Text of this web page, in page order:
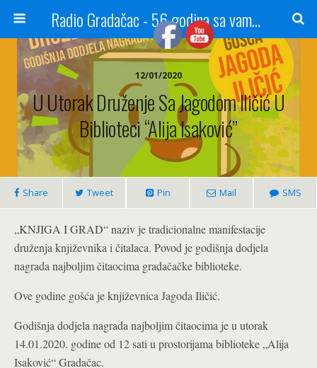
Radio Gradačac - 56 godina sa vama...
12/01/2020
U Utorak Druženje Sa Jagodom Iličić U
Biblioteci “Alija Isaković”
Share Tweet Pin Mail SMS
„KNJIGA I GRAD“ naziv je tradicionalne manifestacije
druženja književnika i čitalaca. Povod je godišnja dodjela
nagrada najboljim čitaocima gradačačke biblioteke.
Ove godine gošća je književnica Jagoda Iličić.
Godišnja dodjela nagrada najboljim čitaocima je u utorak
14.01.2020. godine od 12 sati u prostorijama biblioteke „Alija
Isaković“ Gradačac.